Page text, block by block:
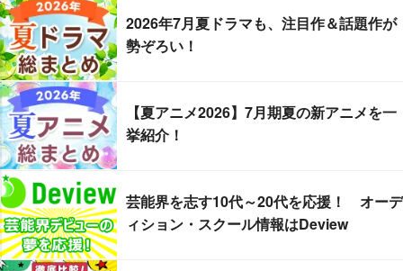
2026年7月夏ドラマも、注目作＆話題作が
勢ぞろい！
【夏アニメ2026】7月期夏の新アニメを一
挙紹介！
芸能界を志す10代～20代を応援！ オーデ
ィション・スクール情報はDeview